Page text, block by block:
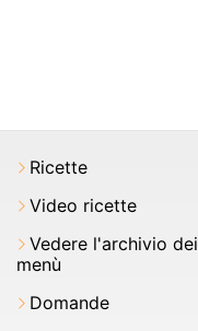
Ricette
Video ricette
Vedere l'archivio dei
menù
Domande